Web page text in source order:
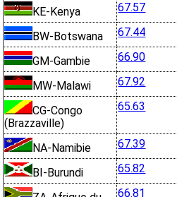
KE-Kenya 67.57
BW-Botswana 67.44
GM-Gambie 66.90
MW-Malawi 67.92
CG-Congo
(Brazzaville)
65.63
NA-Namibie 67.39
BI-Burundi 65.82
66.81